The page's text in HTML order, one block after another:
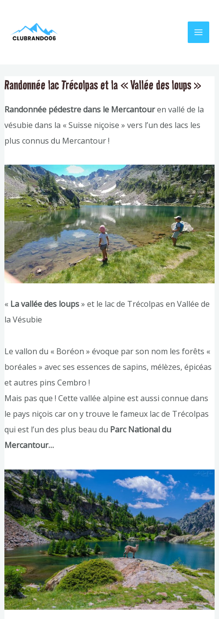
contenu
Randonnée lac Trécolpas et la « Vallée des loups »
Randonnée pédestre dans le Mercantouren vallé de la
vésubie dans la « Suisse niçoise » vers l’un des lacs les
plus connus du Mercantour !
« La vallée des loups» et le lac de Trécolpas en Vallée de
la Vésubie
Le vallon du « Boréon » évoque par son nom les forêts «
boréales » avec ses essences de sapins, mélèzes, épicéas
et autres pins Cembro !
Mais pas que ! Cette vallée alpine est aussi connue dans
le pays niçois car on y trouve le fameux lac de Trécolpas
qui est l’un des plus beau du Parc National du
Mercantour…
de
l’article